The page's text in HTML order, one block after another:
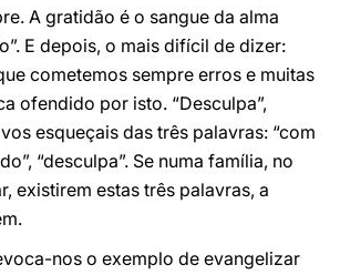
A gratidão é o sangue da alma
E depois, o mais difícil de dizer:
cometemos sempre erros e muitas
ofendido por isto. “Desculpa”,
esqueçais das três palavras: “com
“desculpa”. Se numa família, no
existirem estas três palavras, a
nos o exemplo de evangelizar